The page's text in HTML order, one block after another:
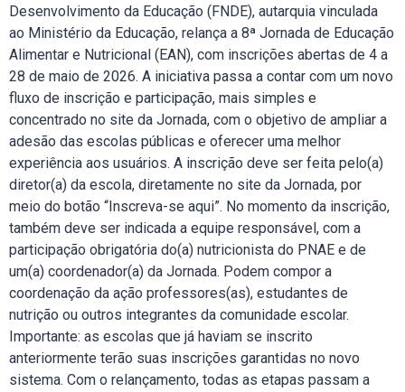
Desenvolvimento da Educação (FNDE), autarquia vinculada
ao Ministério da Educação, relança a 8ª Jornada de Educação
Alimentar e Nutricional (EAN), com inscrições abertas de 4 a
28 de maio de 2026. A iniciativa passa a contar com um novo
fluxo de inscrição e participação, mais simples e
concentrado no site da Jornada, com o objetivo de ampliar a
adesão das escolas públicas e oferecer uma melhor
experiência aos usuários. A inscrição deve ser feita pelo(a)
diretor(a) da escola, diretamente no site da Jornada, por
meio do botão “Inscreva-se aqui”. No momento da inscrição,
também deve ser indicada a equipe responsável, com a
participação obrigatória do(a) nutricionista do PNAE e de
um(a) coordenador(a) da Jornada. Podem compor a
coordenação da ação professores(as), estudantes de
nutrição ou outros integrantes da comunidade escolar.
Importante: as escolas que já haviam se inscrito
anteriormente terão suas inscrições garantidas no novo
sistema. Com o relançamento, todas as etapas passam a